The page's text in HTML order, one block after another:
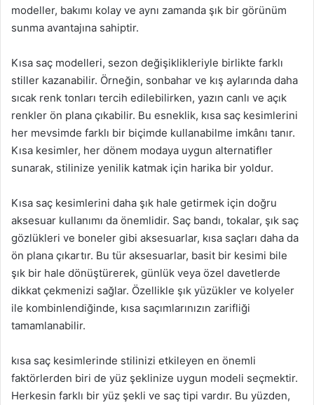
modeller, bakımı kolay ve aynı zamanda şık bir görünüm
sunma avantajına sahiptir.
Kısa saç modelleri, sezon değişiklikleriyle birlikte farklı
stiller kazanabilir. Örneğin, sonbahar ve kış aylarında daha
sıcak renk tonları tercih edilebilirken, yazın canlı ve açık
renkler ön plana çıkabilir. Bu esneklik, kısa saç kesimlerini
her mevsimde farklı bir biçimde kullanabilme imkânı tanır.
Kısa kesimler, her dönem modaya uygun alternatifler
sunarak, stilinize yenilik katmak için harika bir yoldur.
Kısa saç kesimlerini daha şık hale getirmek için doğru
aksesuar kullanımı da önemlidir. Saç bandı, tokalar, şık saç
gözlükleri ve boneler gibi aksesuarlar, kısa saçları daha da
ön plana çıkartır. Bu tür aksesuarlar, basit bir kesimi bile
şık bir hale dönüştürerek, günlük veya özel davetlerde
dikkat çekmenizi sağlar. Özellikle şık yüzükler ve kolyeler
ile kombinlendiğinde, kısa saçımlarınızın zarifliği
tamamlanabilir.
kısa saç kesimlerinde stilinizi etkileyen en önemli
faktörlerden biri de yüz şeklinize uygun modeli seçmektir.
Herkesin farklı bir yüz şekli ve saç tipi vardır. Bu yüzden,